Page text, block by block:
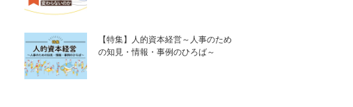
【特集】人的資本経営～人事のため
の知見・情報・事例のひろば～